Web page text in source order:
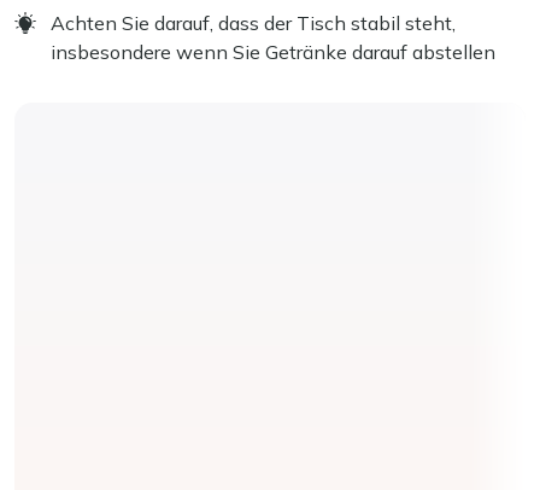
Achten Sie darauf, dass der Tisch stabil steht,
insbesondere wenn Sie Getränke darauf abstellen